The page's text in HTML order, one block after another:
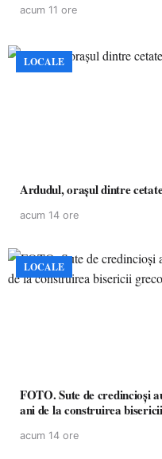
acum 11 ore
LOCALE
Ardudul, orașul dintre
acum 14 ore
LOCALE
FOTO. Sute de credincioși
ani de la construirea
acum 14 ore